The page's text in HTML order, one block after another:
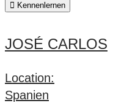
Kennenlernen
JOSÉ CARLOS
Location:
Spanien